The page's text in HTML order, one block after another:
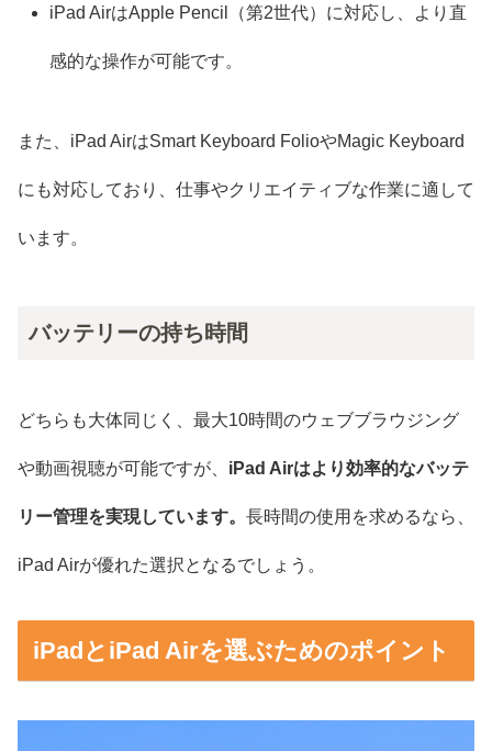
iPad AirはApple Pencil（第2世代）に対応し、より直
感的な操作が可能です。
また、iPad AirはSmart Keyboard FolioやMagic Keyboard
にも対応しており、仕事やクリエイティブな作業に適して
います。
バッテリーの持ち時間
どちらも大体同じく、最大10時間のウェブブラウジング
や動画視聴が可能ですが、 iPad Airはより効率的なバッテ
リー管理を実現しています。 長時間の使用を求めるなら、
iPad Airが優れた選択となるでしょう。
iPadとiPad Airを選ぶためのポイント